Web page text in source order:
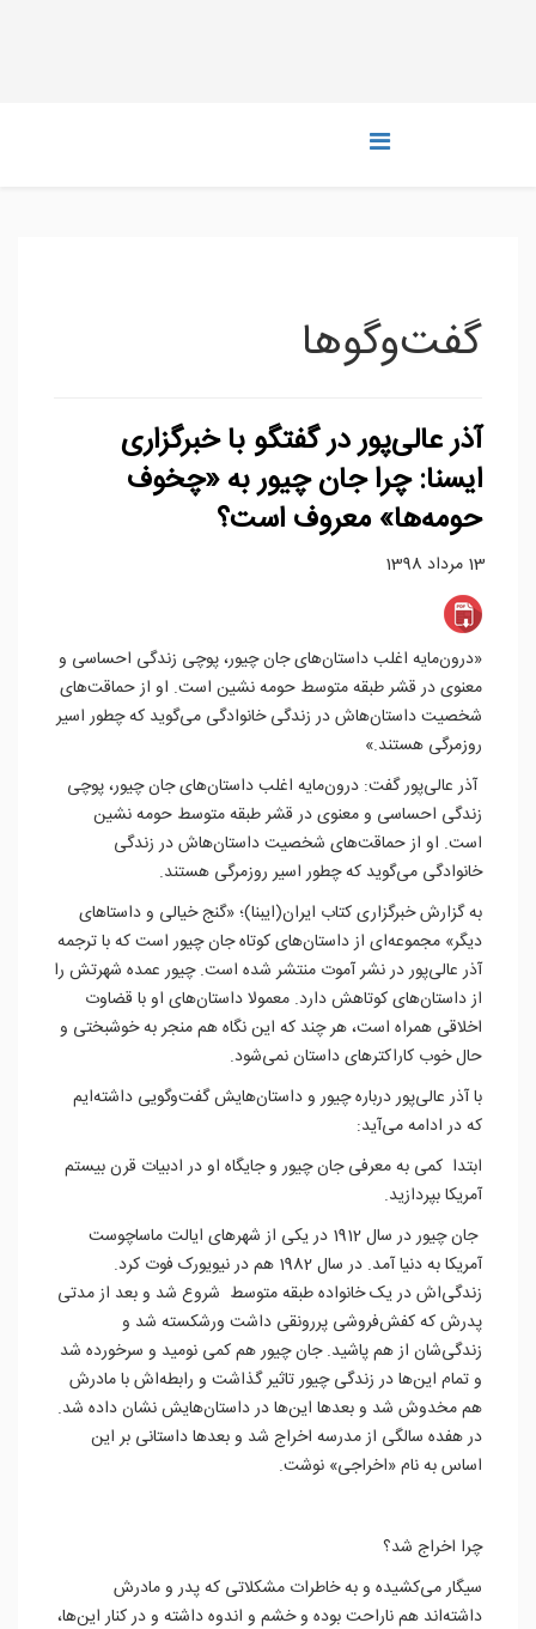
گفت‌وگوها
آذر عالی‌پور در گفتگو با خبرگزاری
ایسنا: چرا جان چیور به «چخوف
حومه‌ها» معروف است؟
13 مرداد 1398
«درون‌مایه اغلب داستان‌های جان چیور، پوچی زندگی احساسی و
معنوی در قشر طبقه متوسط حومه نشین است. او از حماقت‌‌های
شخصیت داستان‌هاش در زندگی خانوادگی می‌گوید که چطور اسیر
روزمرگی هستند.»
آذر عالی‌پور گفت: درون‌مایه اغلب داستان‌های جان چیور، پوچی
زندگی احساسی و معنوی در قشر طبقه متوسط حومه نشین
است. او از حماقت‌‌های شخصیت داستان‌هاش در زندگی
خانوادگی می‌گوید که چطور اسیر روزمرگی هستند.
به گزارش خبرگزاری کتاب ایران(ایبنا)؛ «گنج خیالی و داستا‌های
دیگر» مجموعه‌ای از داستان‌های کوتاه جان چیور است که با ترجمه
آذر عالی‌پور در نشر آموت منتشر شده است. چیور عمده شهرتش را
از داستان‌های کوتاهش دارد. معمولا داستان‌های او با قضاوت
اخلاقی‌ همراه است، هر چند که این نگاه هم منجر به خوشبختی و
حال خوب کاراکترهای داستان نمی‌شود.
با آذر عالی‌پور درباره چیور و داستان‌هایش گفت‌و‌گویی داشته‌ایم
که در ادامه می‌آید:
ابتدا کمی به معرفی جان چیور و جایگاه او در ادبیات قرن بیستم
آمریکا بپردازید.
جان چیور در سال 1912 در یکی از شهرهای ایالت ماساچوست
آمریکا به دنیا آمد. در سال 1982 هم در نیویورک فوت کرد.
زندگی‌اش در یک خانواده طبقه متوسط شروع شد و بعد از مدتی
پدرش که کفش‌فروشی پررونقی داشت ورشکسته شد و
زندگی‌شان از هم پاشید. جان چیور هم کمی نومید و سرخورده شد
و تمام این‌ها در زندگی چیور تاثیر گذاشت و رابطه‌اش با مادرش
هم مخدوش شد و بعدها این‌ها در داستان‌هایش نشان داده شد.
در هفده سالگی از مدرسه اخراج شد و بعدها داستانی بر این
اساس به نام «اخراجی» نوشت.
چرا اخراج شد؟
سیگار می‌کشیده و به خاطرات مشکلاتی که پدر و مادرش
داشته‌اند هم ناراحت بوده و خشم و اندوه داشته و در کنار این‌ها،